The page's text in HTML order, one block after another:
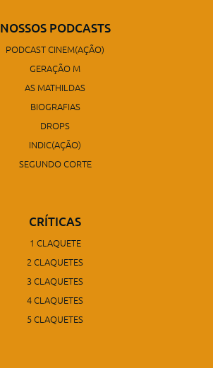
NOSSOS PODCASTS
PODCAST CINEM(AÇÃO)
GERAÇÃO M
AS MATHILDAS
BIOGRAFIAS
DROPS
INDIC(AÇÃO)
SEGUNDO CORTE
CRÍTICAS
1 CLAQUETE
2 CLAQUETES
3 CLAQUETES
4 CLAQUETES
5 CLAQUETES